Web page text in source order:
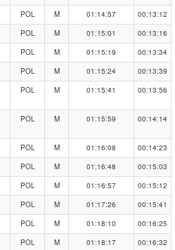
POL M 01:14:57
00:13:12
POL M 01:15:01
00:13:16
POL M 01:15:19
00:13:34
POL M 01:15:24
00:13:39
POL M 01:15:41 00:13:56
POL M 01:15:59 00:14:14
POL M 01:16:08
00:14:23
POL M 01:16:48
00:15:03
POL M 01:16:57
00:15:12
POL M 01:17:26
00:15:41
POL M 01:18:10
00:16:25
POL M 01:18:17 00:16:32